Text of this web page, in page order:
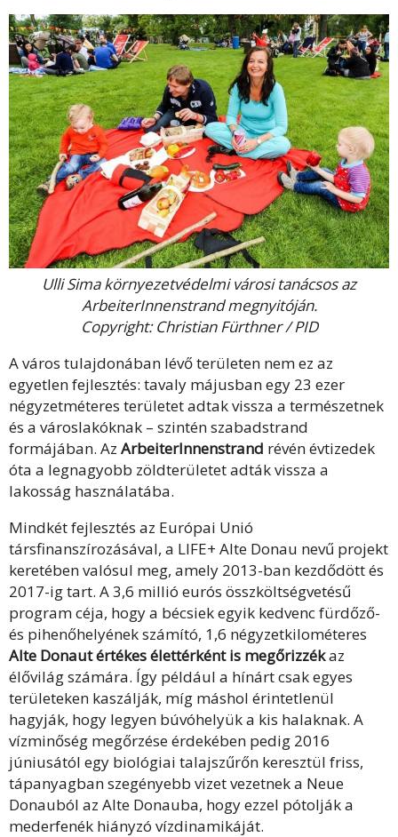
Ulli Sima környezetvédelmi városi tanácsos az
ArbeiterInnenstrand megnyitóján.
Copyright: Christian Fürthner / PID
A város tulajdonában lévő területen nem ez az
egyetlen fejlesztés: tavaly májusban egy 23 ezer
négyzetméteres területet adtak vissza a természetnek
és a városlakóknak – szintén szabadstrand
formájában. Az ArbeiterInnenstrand révén évtizedek
óta a legnagyobb zöldterületet adták vissza a
lakosság használatába.
Mindkét fejlesztés az Európai Unió
társfinanszírozásával, a LIFE+ Alte Donau nevű projekt
keretében valósul meg, amely 2013-ban kezdődött és
2017-ig tart. A 3,6 millió eurós összköltségvetésű
program céja, hogy a bécsiek egyik kedvenc fürdőző-
és pihenőhelyének számító, 1,6 négyzetkilométeres
Alte Donaut értékes élettérként is megőrizzékaz
élővilág számára. Így például a hínárt csak egyes
területeken kaszálják, míg máshol érintetlenül
hagyják, hogy legyen búvóhelyük a kis halaknak. A
vízminőség megőrzése érdekében pedig 2016
júniusától egy biológiai talajszűrőn keresztül friss,
tápanyagban szegényebb vizet vezetnek a Neue
Donauból az Alte Donauba, hogy ezzel pótolják a
mederfenék hiányzó vízdinamikáját.